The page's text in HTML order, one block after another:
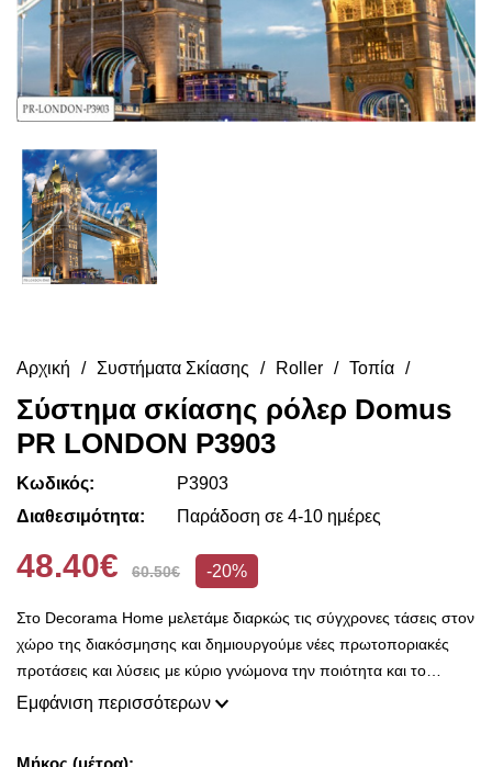
Αρχική Συστήματα Σκίασης Roller Τοπία
Σύστημα σκίασης ρόλερ Domus
PR LONDON P3903
Κωδικός:
P3903
Διαθεσιμότητα:
Παράδοση σε 4-10 ημέρες
48.40€ 60.50€ -20%
Στο Decorama Home μελετάμε διαρκώς τις σύγχρονες τάσεις στον
χώρο της διακόσμησης και δημιουργούμε νέες πρωτοποριακές
προτάσεις και λύσεις με κύριο γνώμονα την ποιότητα και το
ασύγκριτο design, προκειμένου να είμαστε πάντοτε σε θέση να
Εμφάνιση περισσότερων
Mήκος (μέτρα):